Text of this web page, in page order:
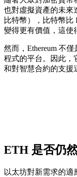
也對虛擬資產的未來
比特幣），比特幣比
變得更有價值，這使
然而，Ethereum 不
程式的平台。因此，
和對智慧合約的支援
ETH 是否仍
以太坊對新需求的